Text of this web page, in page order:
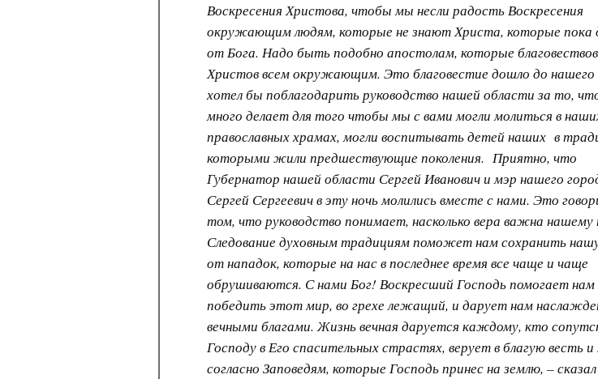
Воскресения Христова, чтобы мы несли радость Воскресения
окружающим людям, которые не знают Христа, которые пока
от Бога. Надо быть подобно апостолам, которые
Христов всем окружающим. Это благовестие дошло до нашего
хотел бы поблагодарить руководство нашей области за то,
много делает для того чтобы мы с вами могли молиться в
православных храмах, могли воспитывать детей наших в
которыми жили предшествующие поколения. Приятно, что
Губернатор нашей области Сергей Иванович и мэр нашего
Сергей Сергеевич в эту ночь молились вместе с нами. Это
том, что руководство понимает, насколько вера важна нашему
Следование духовным традициям поможет нам сохранить
от нападок, которые на нас в последнее время все чаще и чаще
обрушиваются. С нами Бог! Воскресший Господь помогает нам
победить этот мир, во грехе лежащий, и дарует нам
вечными благами. Жизнь вечная даруется каждому, кто
Господу в Его спасительных страстях, верует в благую весть
согласно Заповедям, которые Господь принес на землю, – сказал